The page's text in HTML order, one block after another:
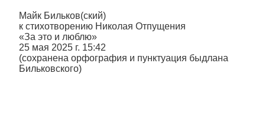
Майк Бильков(ский)
к стихотворению Николая Отпущения
«За это и люблю»
25 мая 2025 г. 15:42
(сохранена орфография и пунктуация быдлана
Бильковского)